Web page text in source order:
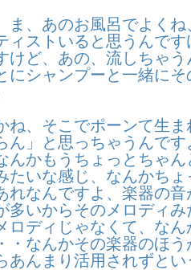
ま、あのお風呂でよく
ィストいると思うんで
けど、あの、流しちゃ
にシャンプーと一緒に
ね、そこでポーンて生
ん」と思っちゃうんで
んかもうちょっとちゃ
たいな感じ、なんかち
れなんですよ、楽器の
多いからそのメロディ
ロディじゃなくて、な
・なんかその楽器のほ
あんまり活用されずと